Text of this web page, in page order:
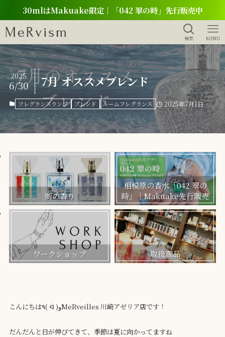
30mlはMakuake限定｜「042 翠の時」先行販売中
検索 MENU
7月 オススメブレンド
2025
6/30
フレグランスランプ ブレンド ルームフレグランス 2025年7月1日
街の香り
相模原の香水「042 翠の
時」｜Makuake先行販売
ワークショップ 取扱商品
こんにちは٩( ᐛ )وMeRveilles 川崎アゼリア店です！
だんだんと日が伸びてきて、季節は夏に向かってますね